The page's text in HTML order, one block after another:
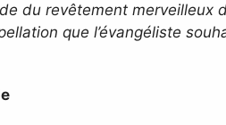
du revêtement merveilleux
que l’évangéliste